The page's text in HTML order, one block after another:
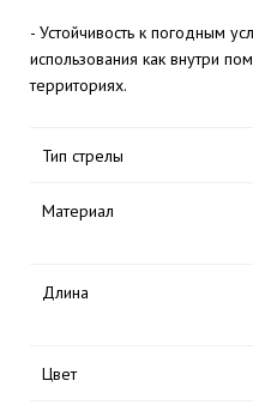
- Устойчивость к погодным
использования как внутри
территориях.
Тип стрелы
Материал
Длина
Цвет